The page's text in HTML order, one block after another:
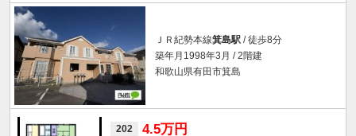
ＪＲ紀勢本線箕島駅 / 徒歩8分
築年月1998年3月 / 2階建
和歌山県有田市箕島
202 4.5万円